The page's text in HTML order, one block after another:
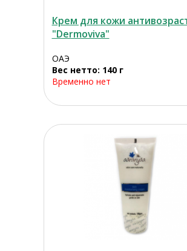
Крем для кожи
"Dermoviva"
ОАЭ
Вес нетто: 140 г
Временно нет